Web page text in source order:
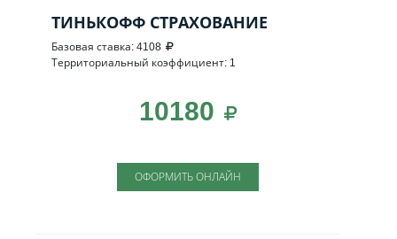
ТИНЬКОФФ СТРАХОВАНИЕ
Базовая ставка: 4108
Территориальный коэффициент: 1
10180
ОФОРМИТЬ ОНЛАЙН